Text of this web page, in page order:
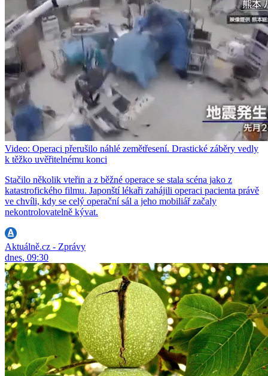
Video: Operaci přerušilo náhlé zemětřesení. Drastické záběry vedly
k těžko uvěřitelnému konci
Stačilo několik vteřin a z běžné operace se stala scéna jako z
katastrofického filmu. Japonští lékaři zahájili operaci pacienta právě
ve chvíli, kdy se celý operační sál a jeho mobiliář začaly
nekontrolovatelně kývat.
Aktuálně.cz - Zprávy
dnes, 09:30